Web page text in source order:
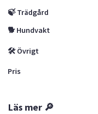
🍃 Trädgård
🐕 Hundvakt
🛠 Övrigt
Pris
Läs mer 🔎